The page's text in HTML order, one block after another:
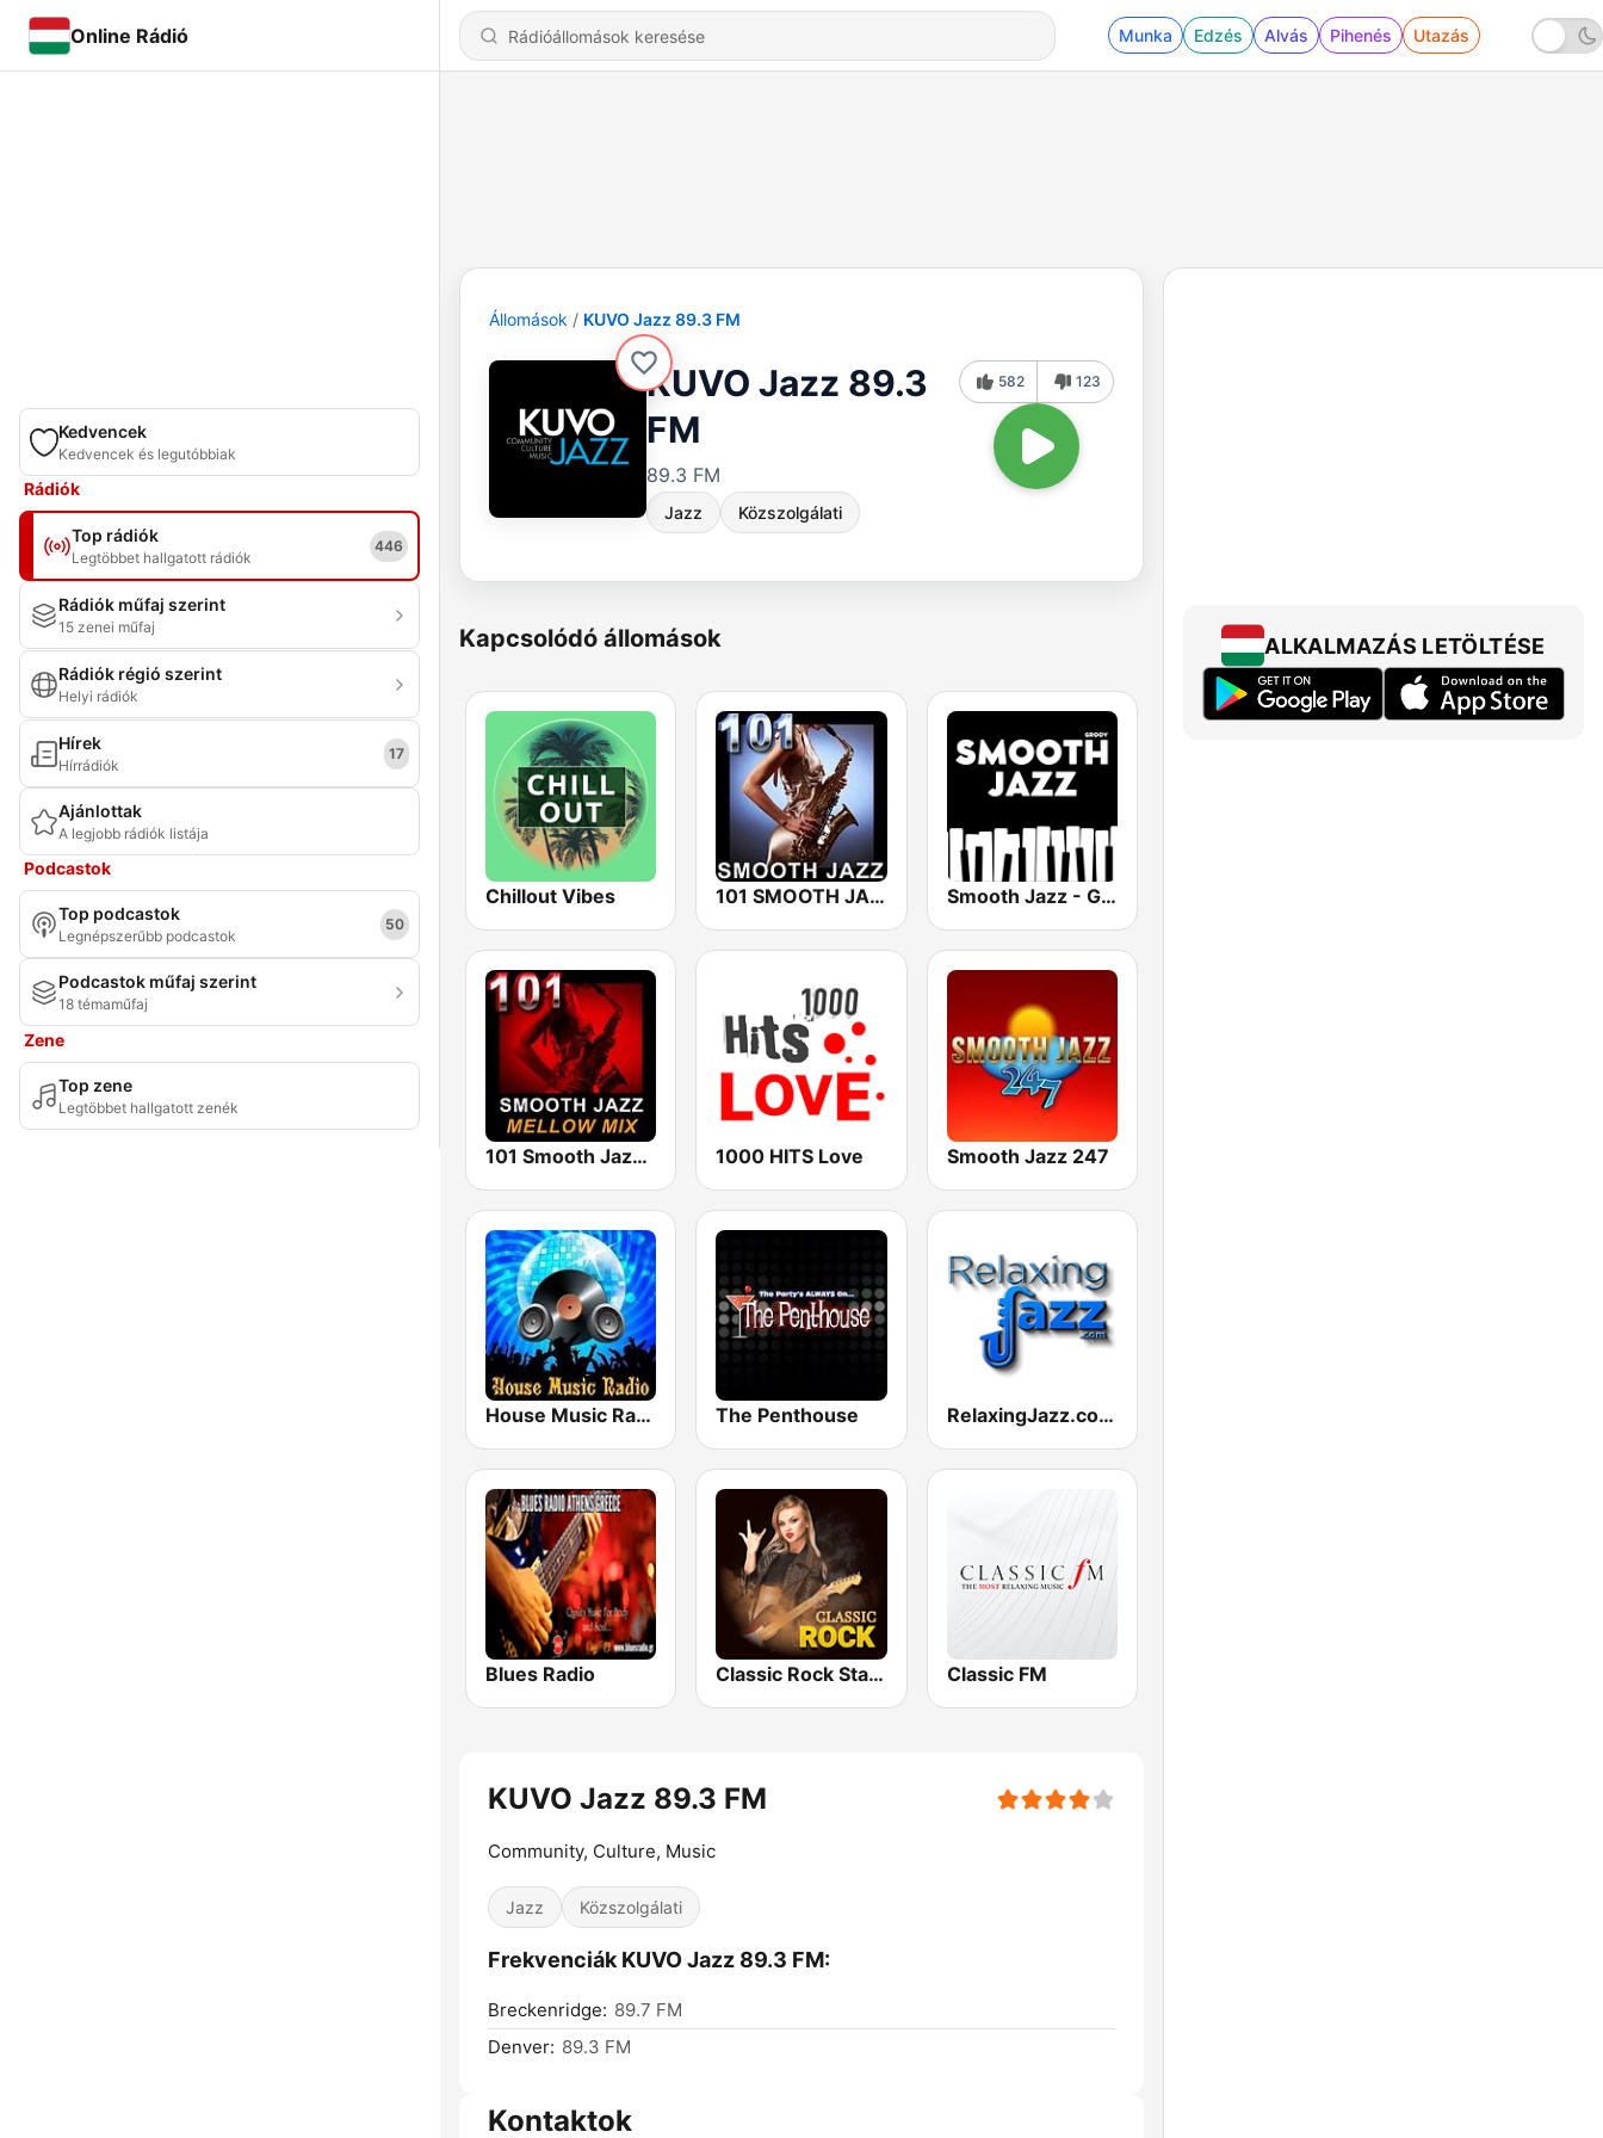
Online Rádió Munka Edzés Alvás Pihenés Utazás
Kedvencek
Kedvencek és legutóbbiak
Rádiók
Top rádiók
Legtöbbet hallgatott rádiók
446
Rádiók műfaj szerint
15 zenei műfaj
Rádiók régió szerint
Helyi rádiók
Hírek
Hírrádiók
17
Ajánlottak
A legjobb rádiók listája
Podcastok
Top podcastok
Legnépszerűbb podcastok
50
Podcastok műfaj szerint
18 témaműfaj
Zene
Top zene
Legtöbbet hallgatott zenék
Állomások KUVO Jazz 89.3 FM
KUVO Jazz 89.3
FM
89.3 FM
Jazz Közszolgálati
582 123
Kapcsolódó állomások
Chillout Vibes 101 SMOOTH JAZZ Smooth Jazz - Groov
101 Smooth Jazz Mellow Mix 1000 HITS Love Smooth Jazz 247
House Music Radio The Penthouse RelaxingJazz.com - Smooth Jazz
Blues Radio Classic Rock Station Classic FM
KUVO Jazz 89.3 FM
Community, Culture, Music
Jazz Közszolgálati
Frekvenciák KUVO Jazz 89.3 FM:
Breckenridge: 89.7 FM
Denver: 89.3 FM
Kontaktok
ALKALMAZÁS LETÖLTÉSE